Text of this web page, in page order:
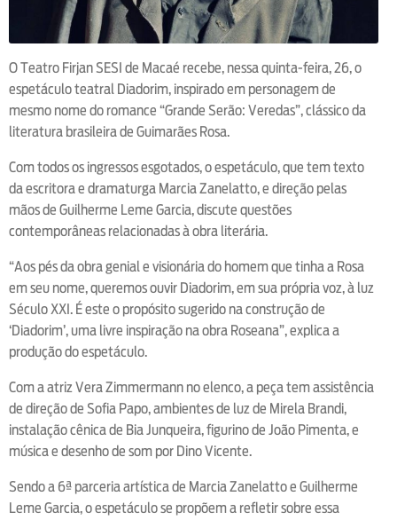
O Teatro Firjan SESI de Macaé recebe, nessa quinta-feira, 26, o
espetáculo teatral Diadorim, inspirado em personagem de
mesmo nome do romance “Grande Serão: Veredas”, clássico da
literatura brasileira de Guimarães Rosa.
Com todos os ingressos esgotados, o espetáculo, que tem texto
da escritora e dramaturga Marcia Zanelatto, e direção pelas
mãos de Guilherme Leme Garcia, discute questões
contemporâneas relacionadas à obra literária.
“Aos pés da obra genial e visionária do homem que tinha a Rosa
em seu nome, queremos ouvir Diadorim, em sua própria voz, à luz
Século XXI. É este o propósito sugerido na construção de
‘Diadorim’, uma livre inspiração na obra Roseana”, explica a
produção do espetáculo.
Com a atriz Vera Zimmermann no elenco, a peça tem assistência
de direção de Sofia Papo, ambientes de luz de Mirela Brandi,
instalação cênica de Bia Junqueira, figurino de João Pimenta, e
música e desenho de som por Dino Vicente.
Sendo a 6ª parceria artística de Marcia Zanelatto e Guilherme
Leme Garcia, o espetáculo se propõem a refletir sobre essa